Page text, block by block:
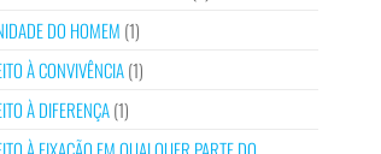
DO HOMEM (1)
À CONVIVÊNCIA(1)
À DIFERENÇA(1)